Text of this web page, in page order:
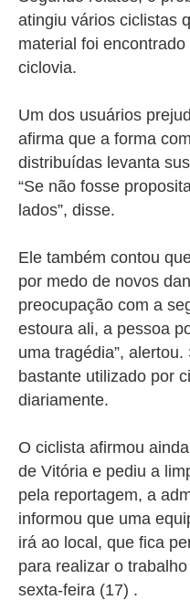
atingiu vários ciclistas
material foi
ciclovia.
Um dos usuários
afirma que a forma
distribuídas levanta
“Se não fosse
lados”, disse.
Ele também contou
por medo de novos
preocupação com a
estoura ali, a pessoa
uma tragédia”,
bastante utilizado por
diariamente.
O ciclista afirmou
de Vitória e pediu a
pela reportagem, a
informou que uma
irá ao local, que fica
para realizar o
sexta-feira (17) .